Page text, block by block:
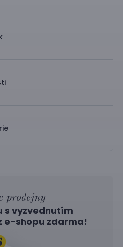
prodejny
s vyzvednutím
e-shopu zdarma!